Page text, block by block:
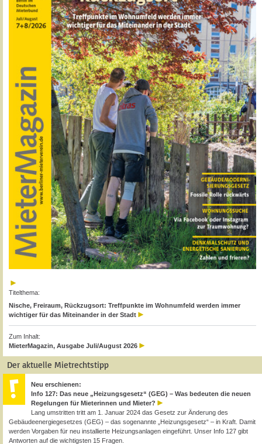
Titelthema:
Nische, Freiraum, Rückzugsort: Treffpunkte im Wohnumfeld werden immer
wichtiger für das Miteinander in der Stadt
Zum Inhalt:
MieterMagazin, Ausgabe Juli/August 2026
Der aktuelle Mietrechtstipp
Neu erschienen:
Info 127: Das neue „Heizungsgesetz“ (GEG) – Was bedeuten die neuen
Regelungen für Mieterinnen und Mieter?
Lang umstritten tritt am 1. Januar 2024 das Gesetz zur Änderung des
Gebäudeenergiegesetzes (GEG) – das sogenannte „Heizungsgesetz“ – in Kraft. Damit
werden Vorgaben für neu installierte Heizungsanlagen eingeführt. Unser Info 127 gibt
Antworten auf die wichtigsten 15 Fragen.